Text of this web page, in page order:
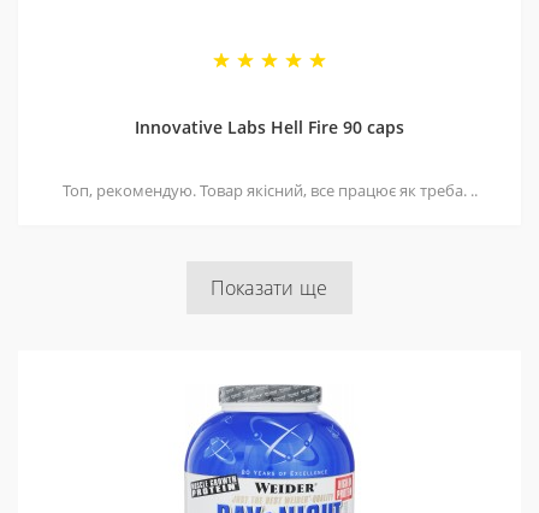
Innovative Labs Hell Fire 90 caps
Топ, рекомендую. Товар якісний, все працює як треба. ..
Показати ще